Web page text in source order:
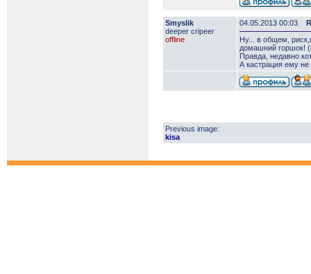
Smyslik
deeper сripeer
offline
04.05.2013 00:03
Ну... в общем,
домашний горшок!
Правда, недавно
А кастрация ему
Previous image:
kisa